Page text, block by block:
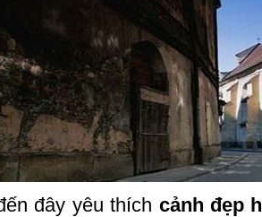
đây yêu thích cảnh đẹp